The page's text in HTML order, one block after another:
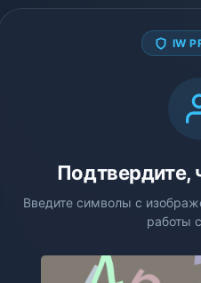
IW
Подтвердите,
Введите символы с
работы